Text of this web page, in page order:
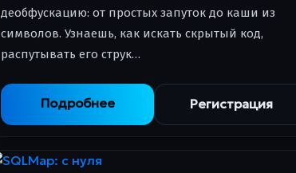
деобфускацию: от простых запуток до каши из
символов. Узнаешь, как искать скрытый код,
распутывать его струк…
Подробнее Регистрация